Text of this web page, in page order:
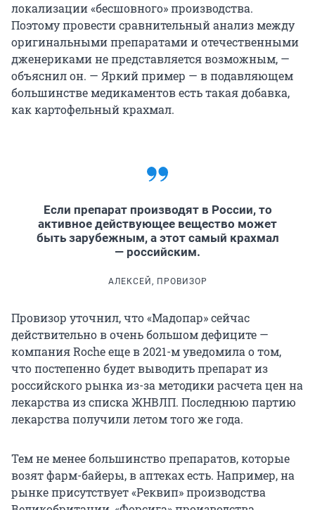
локализации «бесшовного» производства.
Поэтому провести сравнительный анализ между
оригинальными препаратами и отечественными
дженериками не представляется возможным, —
объяснил он. — Яркий пример — в подавляющем
большинстве медикаментов есть такая добавка,
как картофельный крахмал.
Если препарат производят в России, то
активное действующее вещество может
быть зарубежным, а этот самый крахмал
— российским.
АЛЕКСЕЙ, ПРОВИЗОР
Провизор уточнил, что «Мадопар» сейчас
действительно в очень большом дефиците —
компания Roche еще в 2021-м уведомила о том,
что постепенно будет выводить препарат из
российского рынка из-за методики расчета цен на
лекарства из списка ЖНВЛП. Последнюю партию
лекарства получили летом того же года.
Тем не менее большинство препаратов, которые
возят фарм-байеры, в аптеках есть. Например, на
рынке присутствует «Реквип» производства